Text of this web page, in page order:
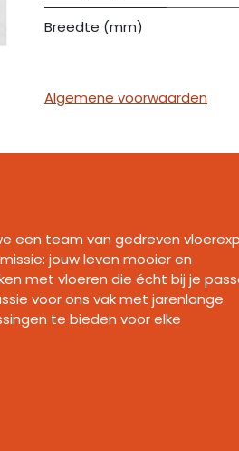
Breedte (mm)
Algemene voorwaarden
een team van gedreven
jouw leven mooier en
met vloeren die écht bij je
voor ons vak met jarenlange
te bieden voor elke